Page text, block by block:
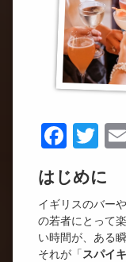
はじめに
イギリスのバー
の若者にとって
い時間が、ある
それが「スパイ